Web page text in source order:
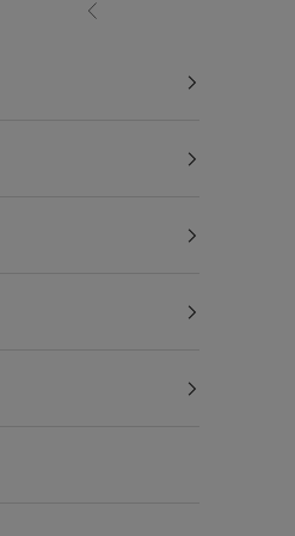
Précédent